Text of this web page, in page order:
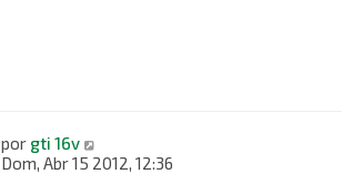
por gti 16v
Dom, Abr 15 2012, 12:36